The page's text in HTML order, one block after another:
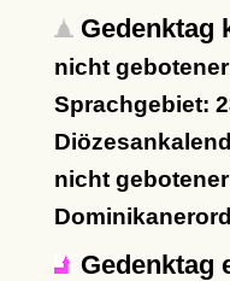
Gedenktag
nicht
Sprachgebiet:
nicht
Gedenktag